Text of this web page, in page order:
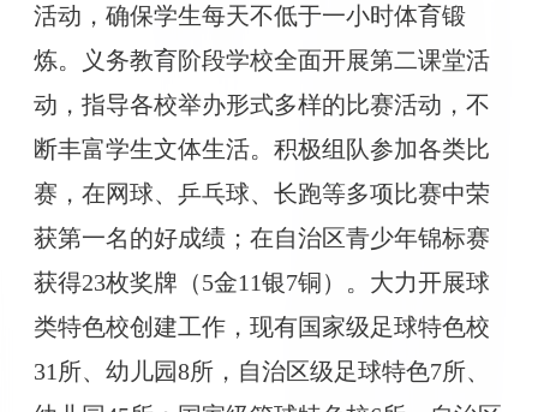
活动，确保学生每天不低于一小时体育锻
炼。义务教育阶段学校全面开展第二课堂活
动，指导各校举办形式多样的比赛活动，不
断丰富学生文体生活。积极组队参加各类比
赛，在网球、乒乓球、长跑等多项比赛中荣
获第一名的好成绩；在自治区青少年锦标赛
获得23枚奖牌（5金11银7铜）。大力开展球
类特色校创建工作，现有国家级足球特色校
31所、幼儿园8所，自治区级足球特色7所、